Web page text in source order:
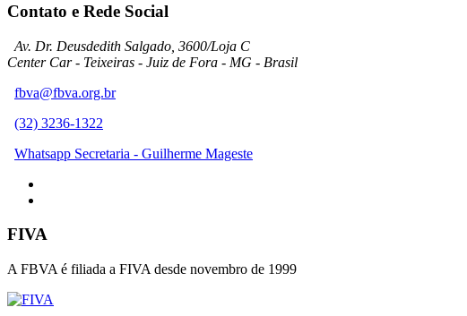
Contato e Rede Social
Av. Dr. Deusdedith Salgado, 3600/Loja C
Center Car - Teixeiras - Juiz de Fora - MG - Brasil
fbva@fbva.org.br
(32) 3236-1322
Whatsapp Secretaria - Guilherme Mageste
FIVA
A FBVA é filiada a FIVA desde novembro de 1999